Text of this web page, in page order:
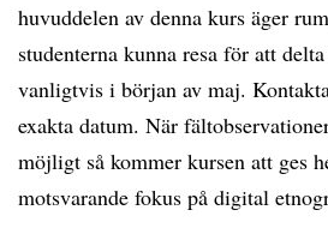
huvuddelen av denna kurs äger
studenterna kunna resa för att
vanligtvis i början av maj.
exakta datum. När
möjligt så kommer kursen att ges
motsvarande fokus på digital